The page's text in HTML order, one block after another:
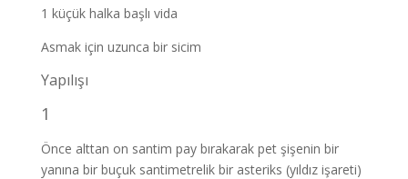
1 küçük halka başlı vida
Asmak için uzunca bir sicim
Yapılışı
1
Önce alttan on santim pay bırakarak pet şişenin bir
yanına bir buçuk santimetrelik bir asteriks (yıldız işareti)